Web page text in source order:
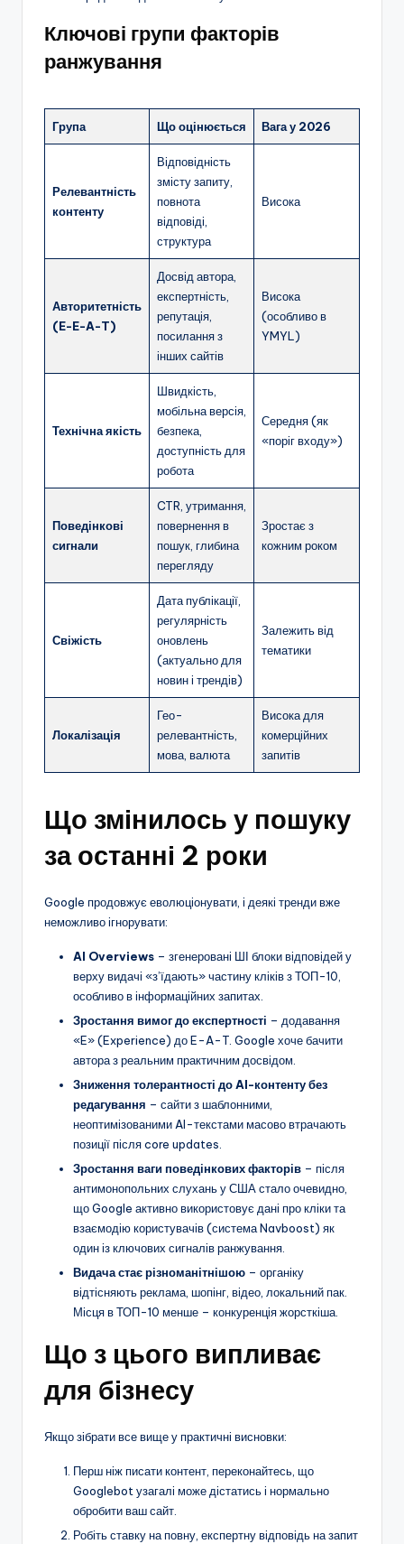
Ключові групи факторів
ранжування
Група Що оцінюється Вага у 2026
Релевантність
контенту
Відповідність
змісту запиту,
повнота
відповіді,
структура
Висока
Авторитетність
(E-E-A-T)
Досвід автора,
експертність,
репутація,
посилання з
інших сайтів
Висока
(особливо в
YMYL)
Технічна якість
Швидкість,
мобільна версія,
безпека,
доступність для
робота
Середня (як
«поріг входу»)
Поведінкові
сигнали
CTR, утримання,
повернення в
пошук, глибина
перегляду
Зростає з
кожним роком
Свіжість
Дата публікації,
регулярність
оновлень
(актуально для
новин і трендів)
Залежить від
тематики
Локалізація
Гео-
релевантність,
мова, валюта
Висока для
комерційних
запитів
Що змінилось у пошуку
за останні 2 роки
Google продовжує еволюціонувати, і деякі тренди вже
неможливо ігнорувати:
AI Overviews – згенеровані ШІ блоки відповідей у
верху видачі «з’їдають» частину кліків з ТОП-10,
особливо в інформаційних запитах.
Зростання вимог до експертності – додавання
«E» (Experience) до E-A-T. Google хоче бачити
автора з реальним практичним досвідом.
Зниження толерантності до AI-контенту без
редагування – сайти з шаблонними,
неоптимізованими AI-текстами масово втрачають
позиції після core updates.
Зростання ваги поведінкових факторів – після
антимонопольних слухань у США стало очевидно,
що Google активно використовує дані про кліки та
взаємодію користувачів (система Navboost) як
один із ключових сигналів ранжування.
Видача стає різноманітнішою – органіку
відтісняють реклама, шопінг, відео, локальний пак.
Місця в ТОП-10 менше – конкуренція жорсткіша.
Що з цього випливає
для бізнесу
Якщо зібрати все вище у практичні висновки:
Перш ніж писати контент, переконайтесь, що
Googlebot узагалі може дістатись і нормально
обробити ваш сайт.
Робіть ставку на повну, експертну відповідь на запит